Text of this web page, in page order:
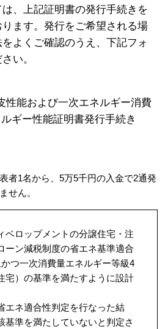
、上記証明書の発行手続きを
ます。発行をご希望される場
よくご確認のうえ、下記フォ
い。
性能および一次エネルギー消費
ギー性能証明書発行手続き
者1名から、5万5千円の入金で2通発
せん。
ベロップメントの分譲住宅・注
ーン減税制度の省エネ基準適合
つ一次消費量エネルギー等級4
宅）の基準を満たすように設計
エネ適合性判定を行なった結
基準を満たしていないと判定さ